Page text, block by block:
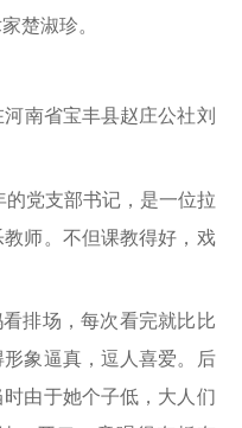
楚淑珍。
南省宝丰县赵庄公社刘
党支部书记，是一位拉
师。不但课教得好，戏
排场，每次看完就比比
象逼真，逗人喜爱。后
由于她个子低，大人们